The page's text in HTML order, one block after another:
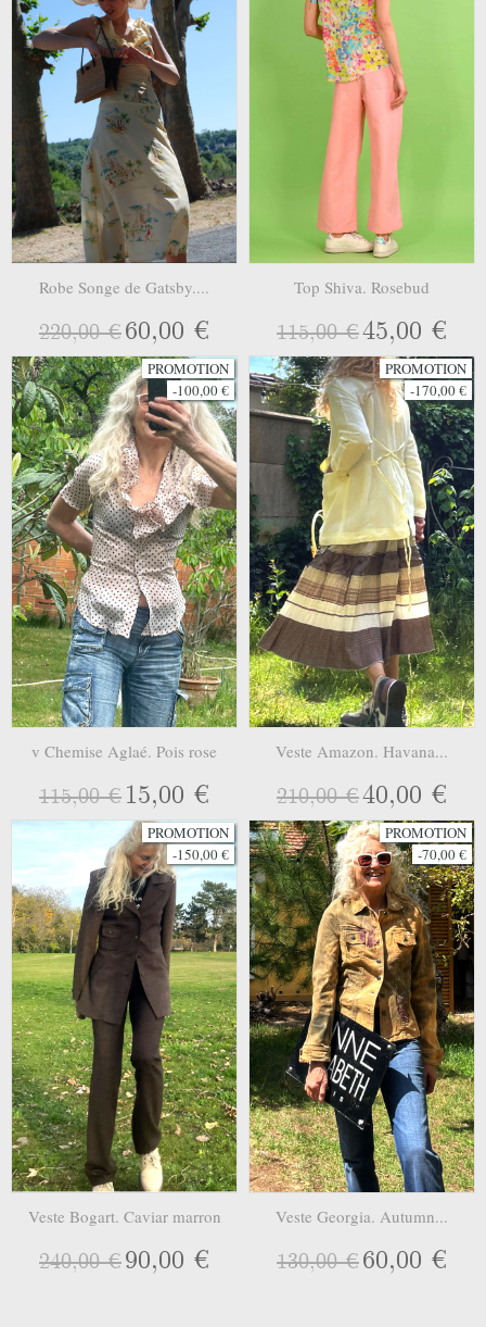
Robe Songe de Gatsby....
220,00 €60,00 €
Top Shiva. Rosebud
115,00 €45,00 €
PROMOTION
-100,00 €
v Chemise Aglaé. Pois rose
115,00 € 15,00 €
PROMOTION
-170,00 €
Veste Amazon. Havana...
210,00 €40,00 €
PROMOTION
-150,00 €
Veste Bogart. Caviar marron
240,00 €90,00 €
PROMOTION
-70,00 €
Veste Georgia. Autumn...
130,00 €60,00 €